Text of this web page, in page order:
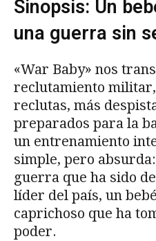
Sinopsis: Un
una guerra sin
«War Baby» nos
reclutamiento
reclutas, más
preparados para la
un entrenamiento
simple, pero
guerra que ha sido
líder del país, un
caprichoso que ha
poder.